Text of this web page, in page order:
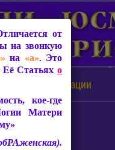
Защита от чипизации
от
на звонкую
на «а». Это
Статьях о
кое-где
Матери